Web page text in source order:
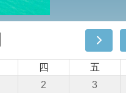
四 五
2 3